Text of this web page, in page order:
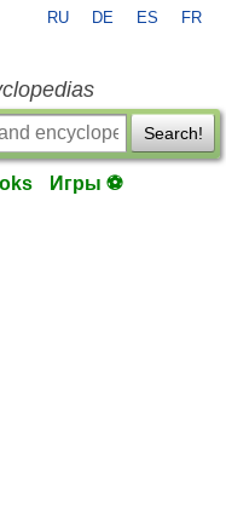
RU DE ES FR
Search!
Игры ⚽